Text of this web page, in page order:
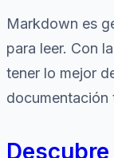
Markdown es
para leer. Con
tener lo mejor
documentación